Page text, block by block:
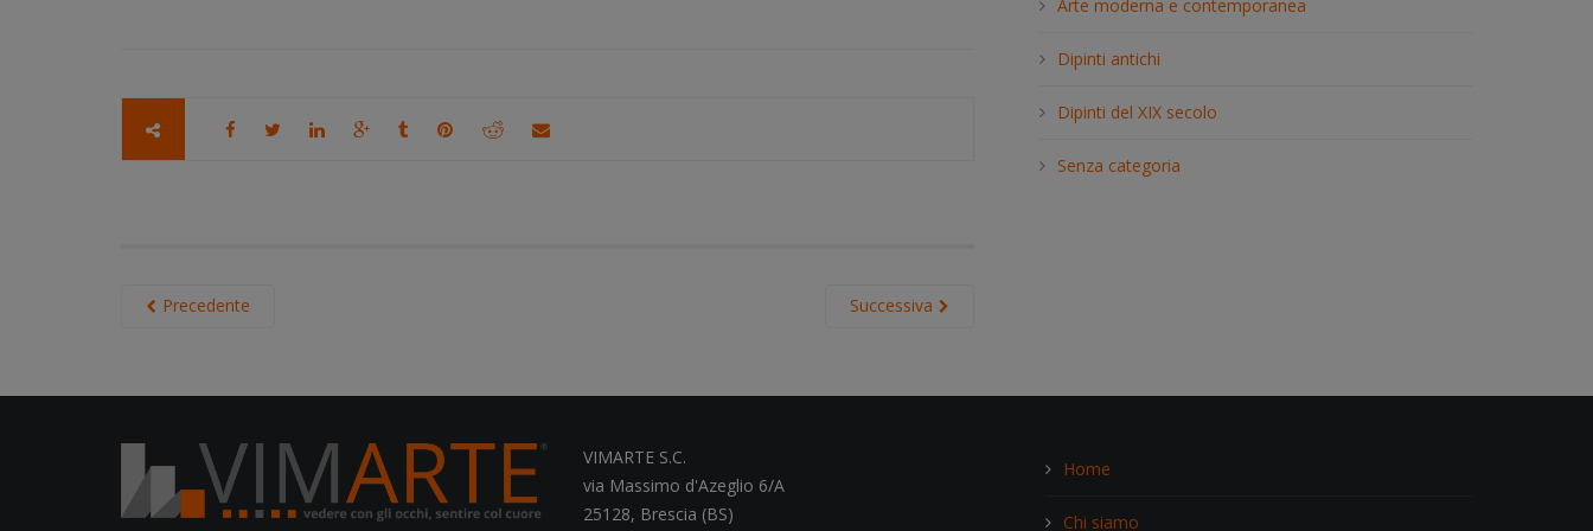
Successiva
Precedente
h
Arte moderna e contemporanea
Dipinti antichi
Dipinti del XIX secolo
Senza categoria
VIMARTE S.C.
via Massimo d'Azeglio 6/A
25128, Brescia (BS)
Home
Chi siamo